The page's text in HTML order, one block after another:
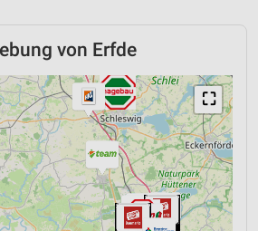
von Erfde
⛶